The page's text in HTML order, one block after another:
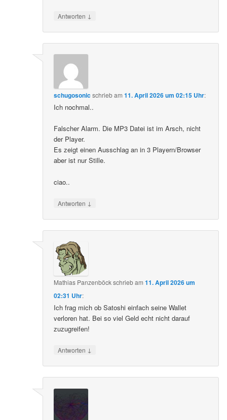
Antworten ↓
schugosonicschriebam11. April 2026 um 02:15 Uhr:
Ich nochmal..
Falscher Alarm. Die MP3 Datei ist im Arsch, nicht
der Player.
Es zeigt einen Ausschlag an in 3 Playern/Browser
aber ist nur Stille.
ciao..
Antworten ↓
Mathias Panzenböckschriebam11. April 2026 um
02:31 Uhr:
Ich frag mich ob Satoshi einfach seine Wallet
verloren hat. Bei so viel Geld echt nicht darauf
zuzugreifen!
Antworten ↓